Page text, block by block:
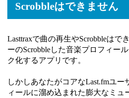
Scrobbleはできません
Lasttraxで曲の再生やScrobbleはで
ーのScrobbleした音楽プロフィー
ク化するアプリです。
しかしあなたがコアなLast.fmユー
ィールに溜め込まれた膨大なミュ